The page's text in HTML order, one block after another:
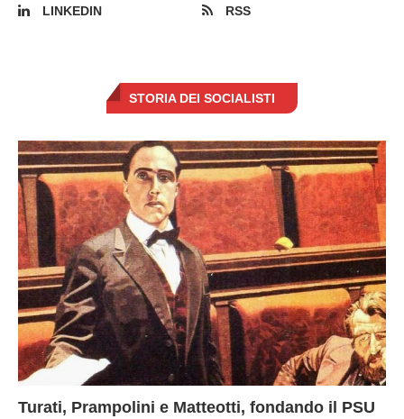
LINKEDIN
RSS
STORIA DEI SOCIALISTI
Turati, Prampolini e Matteotti, fondando il PSU